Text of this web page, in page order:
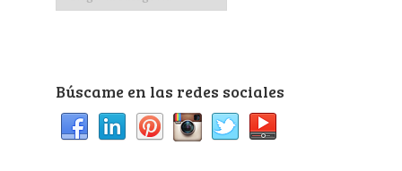
Búscame en las redes sociales